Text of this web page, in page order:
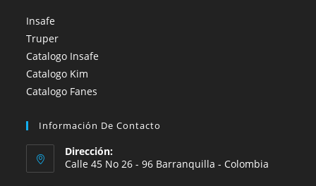
Insafe
Truper
Catalogo Insafe
Catalogo Kim
Catalogo Fanes
Información De Contacto
Dirección:
Calle 45 No 26 - 96 Barranquilla - Colombia